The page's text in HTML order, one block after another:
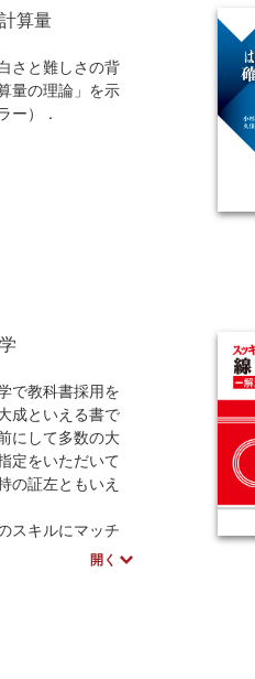
さに、実体のあ
書である。
算量
さと難しさの背
量の理論」を示
ー）．
で教科書採用を
成といえる書で
にして多数の大
定をいただいて
の証左ともいえ
スキルにマッチ
開く